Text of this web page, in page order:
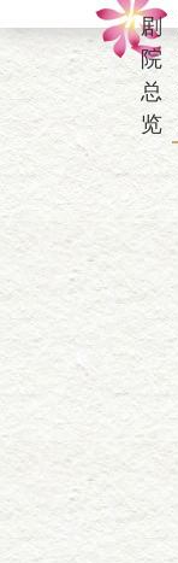
剧
院
总
览